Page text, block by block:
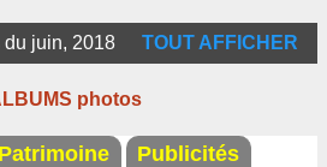
juin, 2018 TOUT AFFICHER
photos
Patrimoine Publicités